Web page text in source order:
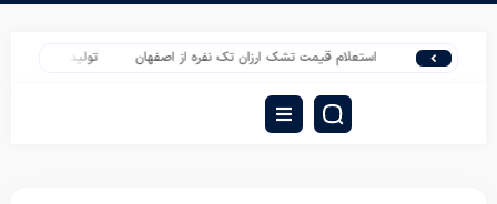
استعلام قیمت تشک ارزان تک نفره از اصفهان تولیدی لحاف روتختی هتلی